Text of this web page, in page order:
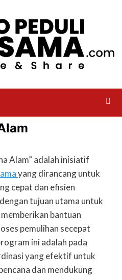
Alam” adalah inisiatif
yang dirancang untuk
cepat dan efisien
tujuan utama untuk
bantuan
pemulihan secepat
ini adalah pada
yang efektif untuk
dan mendukung